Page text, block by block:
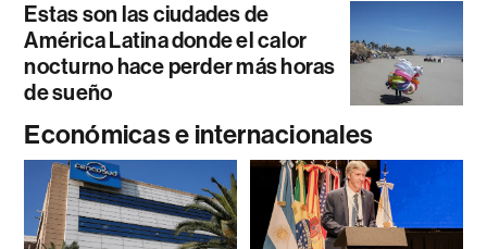
Estas son las ciudades de
América Latina donde el calor
nocturno hace perder más horas
de sueño
Económicas e internacionales